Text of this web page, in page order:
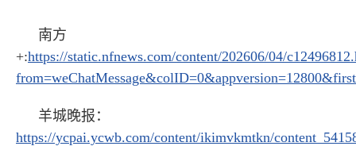
南方
+:https://static.nfnews.com/content/202606/04/
羊城晚报：
https://ycpai.ycwb.com/content/ikimvkmtkn/